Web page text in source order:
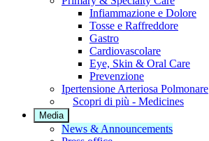
Infiammazione e Dolore
Tosse e Raffreddore
Gastro
Cardiovascolare
Eye, Skin & Oral Care
Prevenzione
Ipertensione Arteriosa Polmonare
Scopri di più - Medicines
Media
News & Announcements